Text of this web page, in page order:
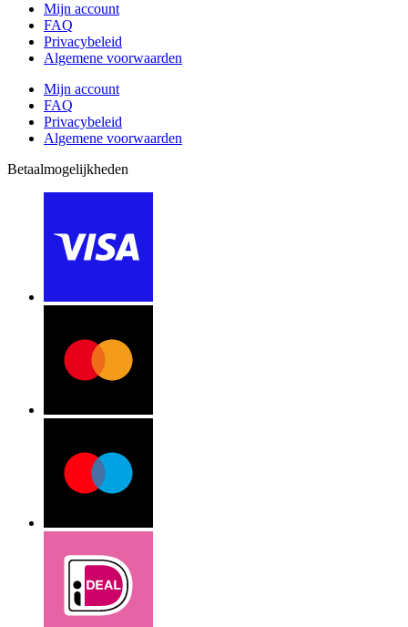
Mijn account
FAQ
Privacybeleid
Algemene voorwaarden
Mijn account
FAQ
Privacybeleid
Algemene voorwaarden
Betaalmogelijkheden